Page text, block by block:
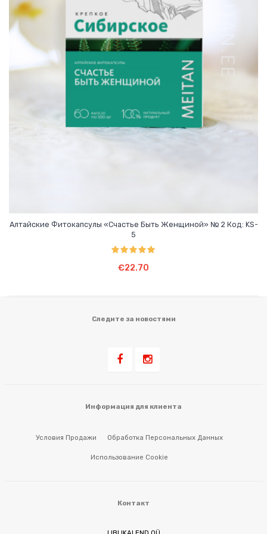
БИЗНЕС ВОЗМОЖНОСТИ
Алтайские Фитокапсулы «Счастье Быть Женщиной» № 2 Код: KS-
5
из 5
€22.70
Следите за новостями
Информация для клиента
Условия Продажи Обработка Персональных Данных
Использование Cookie
Контакт